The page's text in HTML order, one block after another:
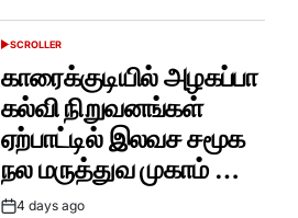
POSTED
SCROLLER
காரைக்குடியில் அழகப்பா
கல்வி நிறுவனங்கள்
ஏற்பாட்டில் இலவச சமூக
நல மருத்துவ முகாம் …
Post4 days ago